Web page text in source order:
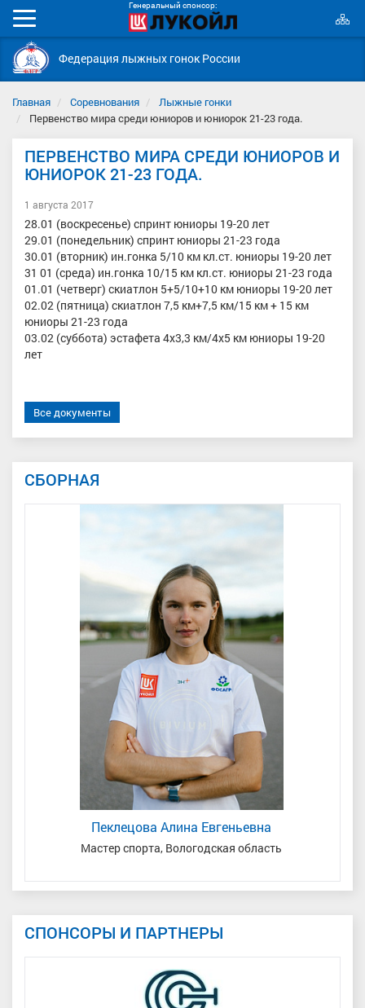
Генеральный спонсор:
Мобильное
меню
Федерация лыжных гонок России
Главная Соревнования
Лыжные гонки
Первенство мира среди юниоров и юниорок 21-23 года.
ПЕРВЕНСТВО МИРА СРЕДИ ЮНИОРОВ И
ЮНИОРОК 21-23 ГОДА.
1 августа 2017
28.01 (воскресенье) спринт юниоры 19-20 лет
29.01 (понедельник) спринт юниоры 21-23 года
30.01 (вторник) ин.гонка 5/10 км кл.ст. юниоры 19-20 лет
31 01 (среда) ин.гонка 10/15 км кл.ст. юниоры 21-23 года
01.01 (четверг) скиатлон 5+5/10+10 км юниоры 19-20 лет
02.02 (пятница) скиатлон 7,5 км+7,5 км/15 км + 15 км
юниоры 21-23 года
03.02 (суббота) эстафета 4х3,3 км/4х5 км юниоры 19-20
лет
Все документы
СБОРНАЯ
Пеклецова Алина Евгеньевна
Мастер спорта, Вологодская область
СПОНСОРЫ И ПАРТНЕРЫ